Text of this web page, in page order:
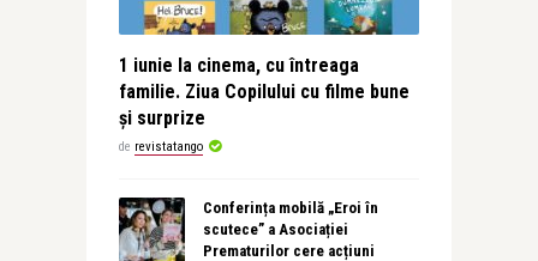
1 iunie la cinema, cu întreaga
familie. Ziua Copilului cu filme bune
și surprize
de revistatango
Conferința mobilă „Eroi în
scutece” a Asociației
Prematurilor cere acțiuni